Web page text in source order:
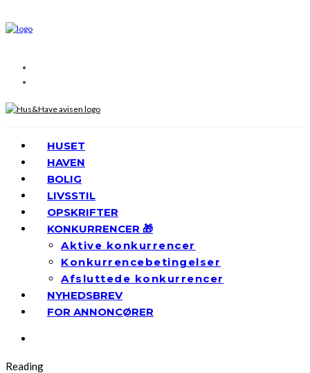
HUSET
HAVEN
BOLIG
LIVSSTIL
OPSKRIFTER
KONKURRENCER 🎁
Aktive konkurrencer
Konkurrencebetingelser
Afsluttede konkurrencer
NYHEDSBREV
FOR ANNONCØRER
Reading